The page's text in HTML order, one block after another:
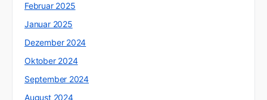
Februar 2025
Januar 2025
Dezember 2024
Oktober 2024
September 2024
August 2024